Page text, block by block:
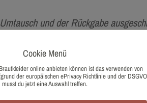
und der Rückgabe
nach §25a UStG
Cookie Menü
online anbieten können ist das verwenden von
der europäischen ePrivacy Richtlinie und der DSGVO
musst du jetzt eine Auswahl treffen.